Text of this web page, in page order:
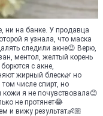
ни на банке. У продавца
я узнала, что маска
следили акне😉 Верю,
ментол, желтый корень
с акне,
жирный блеск🌿 но
числе спирт, но
кожи я не почувствовала😊
не протянет😂
и вижу результат👶🏼